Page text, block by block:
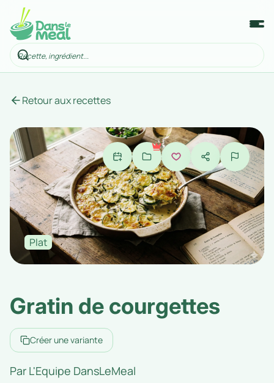
Retour aux recettes
Plat
Gratin de courgettes
Créer une variante
Par L'Equipe DansLeMeal